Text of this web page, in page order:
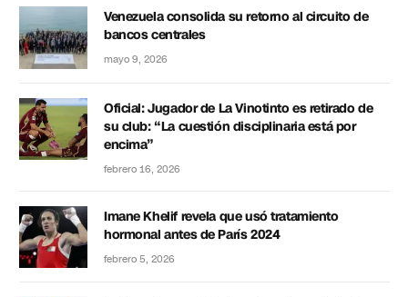
Venezuela consolida su retorno al circuito de
bancos centrales
mayo 9, 2026
Oficial: Jugador de La Vinotinto es retirado de
su club: “La cuestión disciplinaria está por
encima”
febrero 16, 2026
Imane Khelif revela que usó tratamiento
hormonal antes de París 2024
febrero 5, 2026